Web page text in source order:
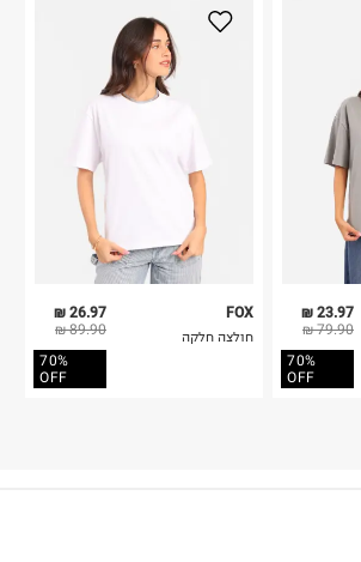
26.97 ₪
89.90 ₪
70%
OFF
FOX
חולצה חלקה
23.97 ₪
79.90 ₪
70%
OFF